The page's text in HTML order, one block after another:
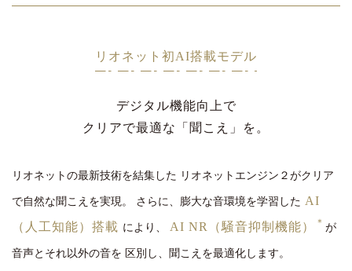
リオネット初AI搭載モデル
デジタル機能向上で
クリアで最適な「聞こえ」を。
リオネットの最新技術を結集した リオネットエンジン２がクリア
で自然な聞こえを実現。 さらに、膨大な音環境を学習した AI
（人工知能）搭載 により、 AI NR（騒音抑制機能） ＊ が
音声とそれ以外の音を 区別し、聞こえを最適化します。